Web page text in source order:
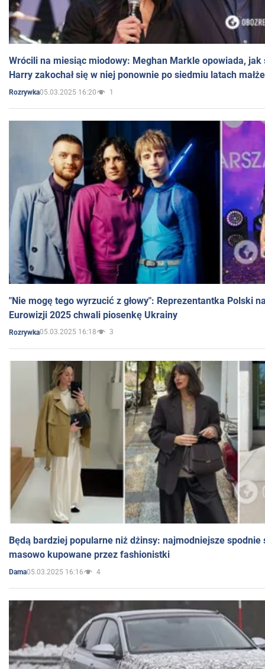
Wrócili na miesiąc miodowy: Meghan Markle opowiada, jak
Harry zakochał się w niej ponownie po siedmiu latach
Rozrywka05.03.2025 16:20 1
"Nie mogę tego wyrzucić z głowy": Reprezentantka Polski
Eurowizji 2025 chwali piosenkę Ukrainy
Rozrywka05.03.2025 16:18 3
Będą bardziej popularne niż dżinsy: najmodniejsze spodnie
masowo kupowane przez fashionistki
Dama05.03.2025 16:16 4